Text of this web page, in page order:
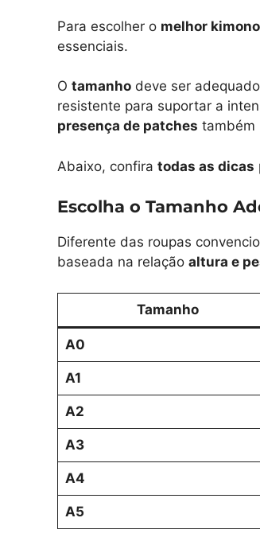
Para escolher o melhor
essenciais.
O tamanho deve ser
resistente para suportar a
presença de patches também
Abaixo, confira todas as dicas
Escolha o Tamanho
Diferente das roupas
baseada na relação altura e
Tamanho
A0
A1
A2
A3
A4
A5